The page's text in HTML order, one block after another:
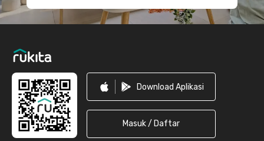
Download Aplikasi
Masuk / Daftar